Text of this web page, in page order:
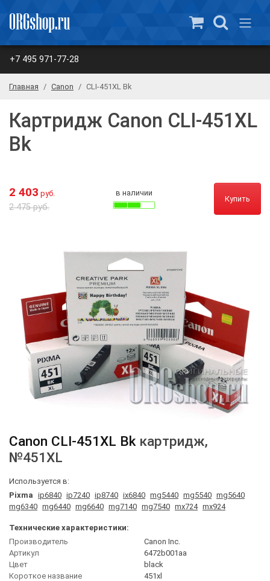
+7 495 971-77-28
Главная Canon CLI-451XL Bk
Картридж Canon CLI-451XL
Bk
2 403 руб.
2 475 руб.
в наличии
Купить
Canon CLI-451XL Bk картридж,
№451XL
Используется в:
Pixma ip6840 ip7240 ip8740 ix6840 mg5440 mg5540 mg5640
mg6340 mg6440 mg6640 mg7140 mg7540 mx724 mx924
Технические характеристики:
Производитель
Canon Inc.
Артикул
6472b001aa
Цвет
black
Короткое название
451xl